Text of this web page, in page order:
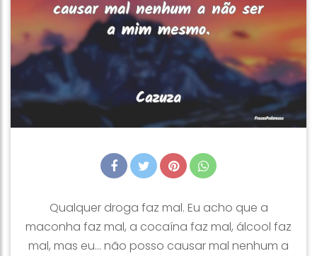
Qualquer droga faz mal. Eu acho que a
maconha faz mal, a cocaína faz mal, álcool faz
mal, mas eu... não posso causar mal nenhum a